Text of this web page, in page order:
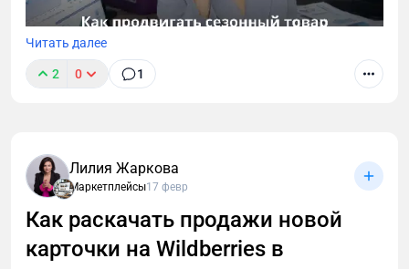
поэтапный план его продвижения.
Читать далее
2 0 1
Лилия Жаркова
Маркетплейсы17 февр
Как раскачать продажи новой
карточки на Wildberries в